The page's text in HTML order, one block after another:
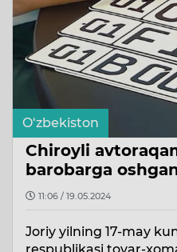
O‘zbekiston
Chiroyli
barobarga
11:06 / 19.05.2024
Joriy yilning 17-may
respublikasi tovar-